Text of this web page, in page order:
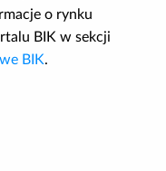
o rynku
BIK w sekcji
BIK.